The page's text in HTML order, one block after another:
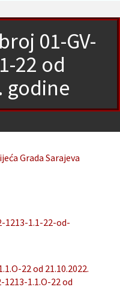
01-GV-
22 od
godine
Grada Sarajeva
1213-1.1-22-od-
22 od 21.10.2022.
1213-1.1.O-22 od